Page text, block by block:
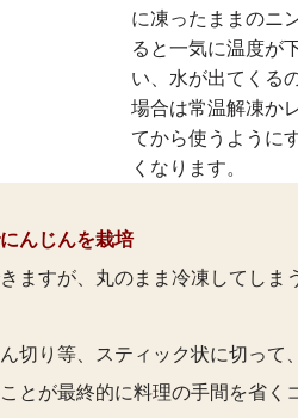
に凍ったままのニ
ると一気に温度が
い、水が出てくる
場合は常温解凍か
てから使うように
くなります。
んじんを栽培
ますが、丸のまま冷凍してし
切り等、スティック状に切っ
とが最終的に料理の手間を省く